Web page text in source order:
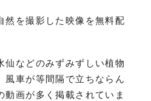
然を撮影した映像を無料配
仙などのみずみずしい植物
風車が等間隔で立ちならん
動画が多く掲載されていま